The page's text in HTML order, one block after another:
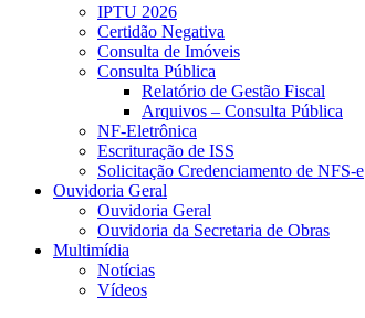
IPTU 2026
Certidão Negativa
Consulta de Imóveis
Consulta Pública
Relatório de Gestão Fiscal
Arquivos – Consulta Pública
NF-Eletrônica
Escrituração de ISS
Solicitação Credenciamento de NFS-e
Ouvidoria Geral
Ouvidoria Geral
Ouvidoria da Secretaria de Obras
Multimídia
Notícias
Vídeos